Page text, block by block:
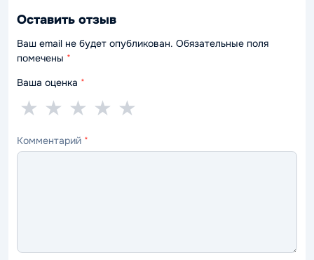
Оставить отзыв
Ваш email не будет опубликован. Обязательные поля
помечены *
Ваша оценка *
5
—
★
4
—
★
3
—
★
2
—
★
1
—
★
Комментарий *